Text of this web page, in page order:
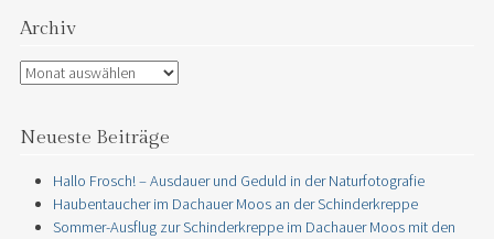
Archiv
Archiv
Neueste Beiträge
Hallo Frosch! – Ausdauer und Geduld in der Naturfotografie
Haubentaucher im Dachauer Moos an der Schinderkreppe
Sommer-Ausflug zur Schinderkreppe im Dachauer Moos mit den